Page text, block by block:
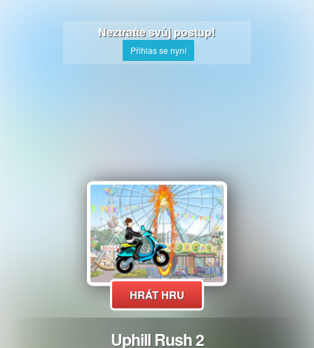
HRÁT HRU
Uphill Rush 2
Neztraťte svůj postup!
Přihlas se nyní